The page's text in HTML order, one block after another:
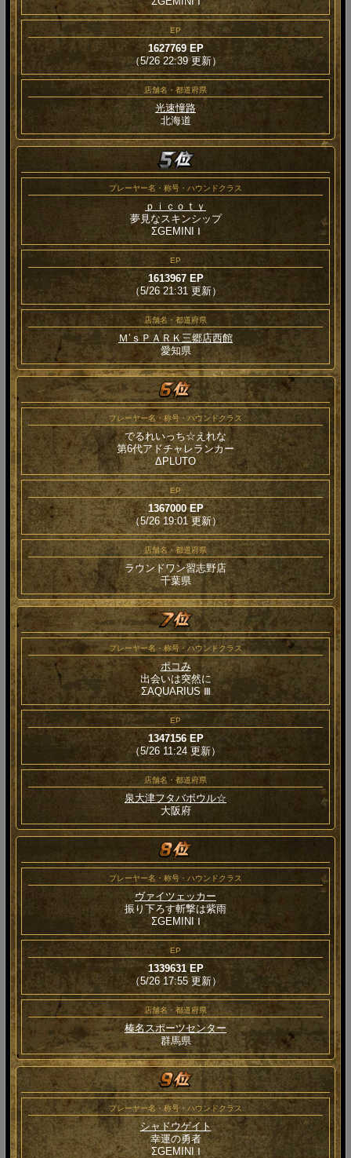
EP
1627769 EP
（5/26 22:39 更新）
店舗名・都道府県
光速憧路
北海道
プレーヤー名・称号・ハウンドクラス
ｐｉｃｏｔｙ
夢見なスキンシップ
ΣGEMINI Ⅰ
EP
1613967 EP
（5/26 21:31 更新）
店舗名・都道府県
Ｍ’ｓＰＡＲＫ三郷店西館
愛知県
プレーヤー名・称号・ハウンドクラス
でるれいっち☆えれな
第6代アドチャレランカー
ΔPLUTO
EP
1367000 EP
（5/26 19:01 更新）
店舗名・都道府県
ラウンドワン習志野店
千葉県
プレーヤー名・称号・ハウンドクラス
ポコみ
出会いは突然に
ΣAQUARIUS Ⅲ
EP
1347156 EP
（5/26 11:24 更新）
店舗名・都道府県
泉大津フタバボウル☆
大阪府
プレーヤー名・称号・ハウンドクラス
ヴァイツェッカー
振り下ろす斬撃は紫雨
ΣGEMINI Ⅰ
EP
1339631 EP
（5/26 17:55 更新）
店舗名・都道府県
榛名スポーツセンター
群馬県
プレーヤー名・称号・ハウンドクラス
シャドウゲイト
幸運の勇者
ΣGEMINI Ⅰ